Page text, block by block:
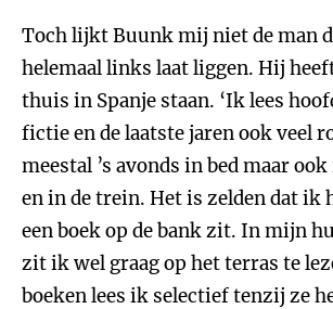
Toch lijkt Buunk mij niet de man
helemaal links laat liggen. Hij
thuis in Spanje staan. ‘Ik lees
fictie en de laatste jaren ook veel
meestal ’s avonds in bed maar
en in de trein. Het is zelden dat ik
een boek op de bank zit. In mijn
zit ik wel graag op het terras te
boeken lees ik selectief tenzij ze